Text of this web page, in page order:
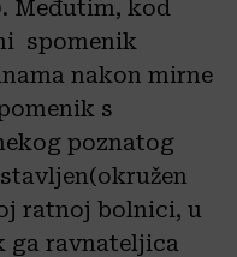
Međutim, kod
spomenik
nakon mirne
s
poznatog
ratnoj bolnici, u
ga ravnateljica